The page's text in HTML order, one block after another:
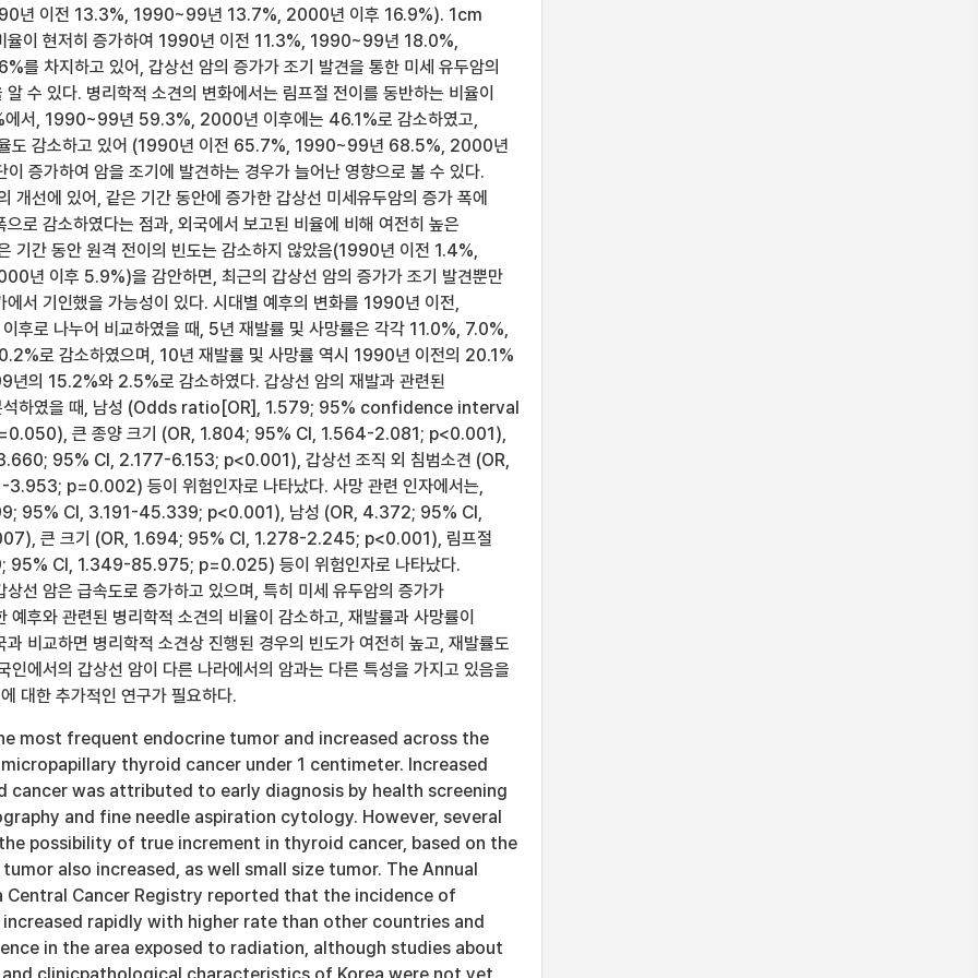
년 이전 13.3%, 1990~99년 13.7%, 2000년 이후 16.9%). 1cm
율이 현저히 증가하여 1990년 이전 11.3%, 1990~99년 18.0%,
를 차지하고 있어, 갑상선 암의 증가가 조기 발견을 통한 미세 유두암의
수 있다. 병리학적 소견의 변화에서는 림프절 전이를 동반하는 비율이
서, 1990~99년 59.3%, 2000년 이후에는 46.1%로 감소하였고,
율도 감소하고 있어 (1990년 이전 65.7%, 1990~99년 68.5%, 2000년
증가하여 암을 조기에 발견하는 경우가 늘어난 영향으로 볼 수 있다.
개선에 있어, 같은 기간 동안에 증가한 갑상선 미세유두암의 증가 폭에
으로 감소하였다는 점과, 외국에서 보고된 비율에 비해 여전히 높은
기간 동안 원격 전이의 빈도는 감소하지 않았음(1990년 이전 1.4%,
년 이후 5.9%)을 감안하면, 최근의 갑상선 암의 증가가 조기 발견뿐만
에서 기인했을 가능성이 있다. 시대별 예후의 변화를 1990년 이전,
로 나누어 비교하였을 때, 5년 재발률 및 사망률은 각각 11.0%, 7.0%,
로 감소하였으며, 10년 재발률 및 사망률 역시 1990년 이전의 20.1%
의 15.2%와 2.5%로 감소하였다. 갑상선 암의 재발과 관련된
석하였을 때, 남성 (Odds ratio[OR], 1.579; 95% confidence interval
큰 종양 크기 (OR, 1.804; 95% CI, 1.564-2.081; p<0.001),
95% CI, 2.177-6.153; p<0.001), 갑상선 조직 외 침범소견 (OR,
p=0.002) 등이 위험인자로 나타났다. 사망 관련 인자에서는,
95% CI, 3.191-45.339; p<0.001), 남성 (OR, 4.372; 95% CI,
큰 크기 (OR, 1.694; 95% CI, 1.278-2.245; p<0.001), 림프절
95% CI, 1.349-85.975; p=0.025) 등이 위험인자로 나타났다.
상선 암은 급속도로 증가하고 있으며, 특히 미세 유두암의 증가가
예후와 관련된 병리학적 소견의 비율이 감소하고, 재발률과 사망률이
과 비교하면 병리학적 소견상 진행된 경우의 빈도가 여전히 높고, 재발률도
인에서의 갑상선 암이 다른 나라에서의 암과는 다른 특성을 가지고 있음을
대한 추가적인 연구가 필요하다.
most frequent endocrine tumor and increased across the
thyroid cancer under 1 centimeter. Increased
cancer was attributed to early diagnosis by health screening
and fine needle aspiration cytology. However, several
possibility of true increment in thyroid cancer, based on the
also increased, as well small size tumor. The Annual
Central Cancer Registry reported that the incidence of
rapidly with higher rate than other countries and
in the area exposed to radiation, although studies about